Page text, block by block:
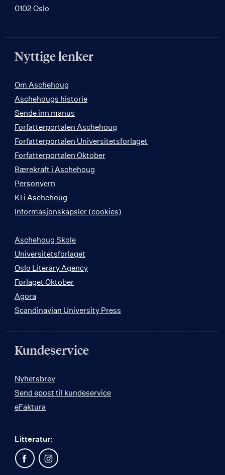
0102 Oslo
Nyttige lenker
Om Aschehoug
Aschehougs historie
Sende inn manus
Forfatterportalen Aschehoug
Forfatterportalen Universitetsforlaget
Forfatterportalen Oktober
Bærekraft i Aschehoug
Personvern
KI i Aschehoug
Informasjonskapsler (cookies)
Aschehoug Skole
Universitetsforlaget
Oslo Literary Agency
Forlaget Oktober
Agora
Scandinavian University Press
Kundeservice
Nyhetsbrev
Send epost til kundeservice
eFaktura
Litteratur: